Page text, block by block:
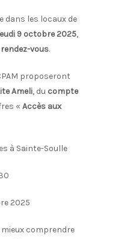
dans les locaux de
9 octobre 2025,
vous.
proposeront
Ameli, du compte
« Accès aux
à Sainte-Soulle
2025
comprendre